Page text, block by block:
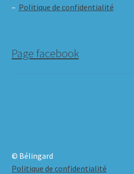
– Politique de confidentialité
Page facebook
© Bélingard
Politique de confidentialité